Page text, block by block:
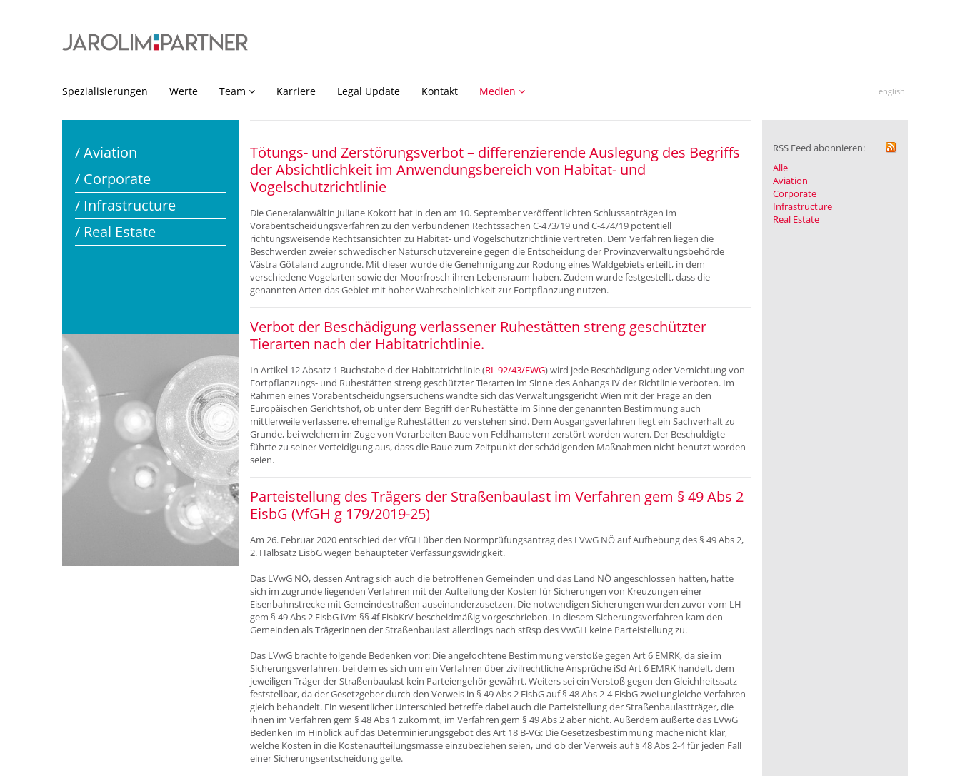
Spezialisierungen Werte Team Karriere Legal Update Kontakt Medien english
/ Aviation
/ Corporate
/ Infrastructure
/ Real Estate
Tötungs- und Zerstörungsverbot – differenzierende Auslegung des Begriffs
der Absichtlichkeit im Anwendungsbereich von Habitat- und
Vogelschutzrichtlinie
Die Generalanwältin Juliane Kokott hat in den am 10. September veröffentlichten Schlussanträgen im
Vorabentscheidungsverfahren zu den verbundenen Rechtssachen C-473/19 und C-474/19 potentiell
richtungsweisende Rechtsansichten zu Habitat- und Vogelschutzrichtlinie vertreten. Dem Verfahren liegen die
Beschwerden zweier schwedischer Naturschutzvereine gegen die Entscheidung der Provinzverwaltungsbehörde
Västra Götaland zugrunde. Mit dieser wurde die Genehmigung zur Rodung eines Waldgebiets erteilt, in dem
verschiedene Vogelarten sowie der Moorfrosch ihren Lebensraum haben. Zudem wurde festgestellt, dass die
genannten Arten das Gebiet mit hoher Wahrscheinlichkeit zur Fortpflanzung nutzen.
Verbot der Beschädigung verlassener Ruhestätten streng geschützter
Tierarten nach der Habitatrichtlinie.
In Artikel 12 Absatz 1 Buchstabe d der Habitatrichtlinie (RL 92/43/EWG) wird jede Beschädigung oder Vernichtung von
Fortpflanzungs- und Ruhestätten streng geschützter Tierarten im Sinne des Anhangs IV der Richtlinie verboten. Im
Rahmen eines Vorabentscheidungsersuchens wandte sich das Verwaltungsgericht Wien mit der Frage an den
Europäischen Gerichtshof, ob unter dem Begriff der Ruhestätte im Sinne der genannten Bestimmung auch
mittlerweile verlassene, ehemalige Ruhestätten zu verstehen sind. Dem Ausgangsverfahren liegt ein Sachverhalt zu
Grunde, bei welchem im Zuge von Vorarbeiten Baue von Feldhamstern zerstört worden waren. Der Beschuldigte
führte zu seiner Verteidigung aus, dass die Baue zum Zeitpunkt der schädigenden Maßnahmen nicht benutzt worden
seien.
Parteistellung des Trägers der Straßenbaulast im Verfahren gem § 49 Abs 2
EisbG (VfGH g 179/2019-25)
Am 26. Februar 2020 entschied der VfGH über den Normprüfungsantrag des LVwG NÖ auf Aufhebung des § 49 Abs 2,
2. Halbsatz EisbG wegen behaupteter Verfassungswidrigkeit.
Das LVwG NÖ, dessen Antrag sich auch die betroffenen Gemeinden und das Land NÖ angeschlossen hatten, hatte
sich im zugrunde liegenden Verfahren mit der Aufteilung der Kosten für Sicherungen von Kreuzungen einer
Eisenbahnstrecke mit Gemeindestraßen auseinanderzusetzen. Die notwendigen Sicherungen wurden zuvor vom LH
gem § 49 Abs 2 EisbG iVm §§ 4f EisbKrV bescheidmäßig vorgeschrieben. In diesem Sicherungsverfahren kam den
Gemeinden als Trägerinnen der Straßenbaulast allerdings nach stRsp des VwGH keine Parteistellung zu.
Das LVwG brachte folgende Bedenken vor: Die angefochtene Bestimmung verstoße gegen Art 6 EMRK, da sie im
Sicherungsverfahren, bei dem es sich um ein Verfahren über zivilrechtliche Ansprüche iSd Art 6 EMRK handelt, dem
jeweiligen Träger der Straßenbaulast kein Parteiengehör gewährt. Weiters sei ein Verstoß gegen den Gleichheitssatz
feststellbar, da der Gesetzgeber durch den Verweis in § 49 Abs 2 EisbG auf § 48 Abs 2-4 EisbG zwei ungleiche Verfahren
gleich behandelt. Ein wesentlicher Unterschied betreffe dabei auch die Parteistellung der Straßenbaulastträger, die
ihnen im Verfahren gem § 48 Abs 1 zukommt, im Verfahren gem § 49 Abs 2 aber nicht. Außerdem äußerte das LVwG
Bedenken im Hinblick auf das Determinierungsgebot des Art 18 B-VG: Die Gesetzesbestimmung mache nicht klar,
welche Kosten in die Kostenaufteilungsmasse einzubeziehen seien, und ob der Verweis auf § 48 Abs 2-4 für jeden Fall
einer Sicherungsentscheidung gelte.
RSS Feed abonnieren:
Alle
Aviation
Corporate
Infrastructure
Real Estate